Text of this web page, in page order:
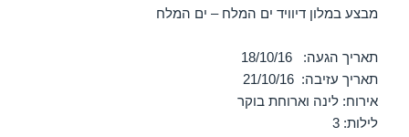
מבצע במלון דיוויד ים המלח – ים המלח
תאריך הגעה: 18/10/16
תאריך עזיבה: 21/10/16
אירוח: לינה וארוחת בוקר
לילות: 3